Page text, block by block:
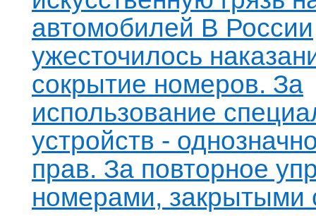
автомобилей В России
ужесточилось
сокрытие номеров. За
использование
устройств -
прав. За повторное
номерами,